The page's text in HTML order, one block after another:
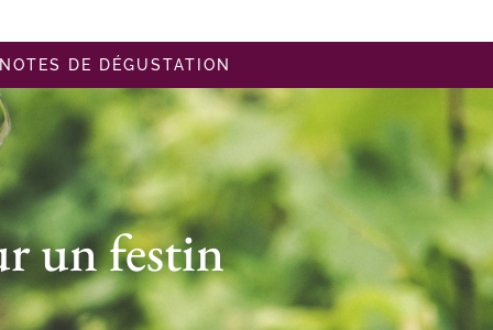
DE DÉGUSTATION
un festin